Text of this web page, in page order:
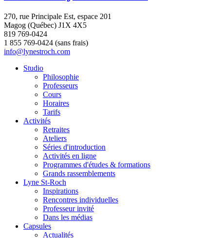
270, rue Principale Est, espace 201
Magog (Québec) J1X 4X5
819 769-0424
1 855 769-0424 (sans frais)
info@lynestroch.com
Studio
Philosophie
Professeurs
Cours
Horaires
Tarifs
Activités
Retraites
Ateliers
Séries d'introduction
Activités en ligne
Programmes d'études & formations
Grands rassemblements
Lyne St-Roch
Inspirations
Rencontres individuelles
Professeur invité
Dans les médias
Capsules
Actualités